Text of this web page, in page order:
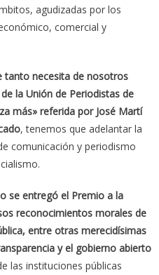
agudizadas por los
comercial y
tanto necesita de nosotros
la Unión de Periodistas de
más» referida por José Martí
, tenemos que adelantar la
comunicación y periodismo
se entregó el Premio a la
reconocimientos morales de
entre otras merecidísimas
y el gobierno abierto
las instituciones públicas